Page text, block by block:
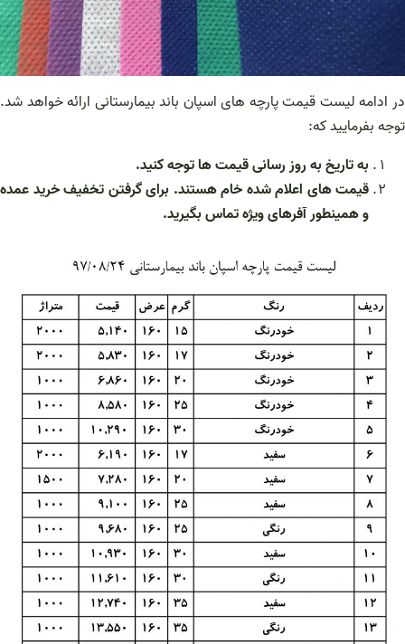
در ادامه لیست قیمت پارچه های اسپان باند بیمارستانی ارائه خواهد شد.
توجه بفرمایید که:
به تاریخ به روز رسانی قیمت ها توجه کنید.
قیمت های اعلام شده خام هستند. برای گرفتن تخفیف خرید عمده
و همینطور آفرهای ویژه تماس بگیرید.